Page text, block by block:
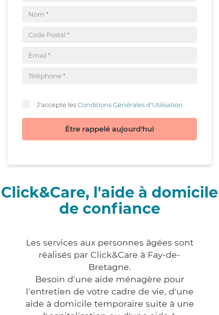
J'accepte lesConditions Générales d'Utilisation
Être rappelé aujourd'hui
Click&Care, l'aide à domicile
de confiance
Les services aux personnes âgées sont
réalisés par Click&Care à Fay-de-
Bretagne.
Besoin d'une aide ménagère pour
l'entretien de votre cadre de vie, d'une
aide à domicile temporaire suite à une